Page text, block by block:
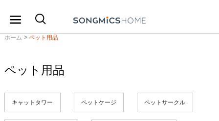
ホーム > ペット用品
ペット用品
キャットタワー ペットケージ ペットサークル